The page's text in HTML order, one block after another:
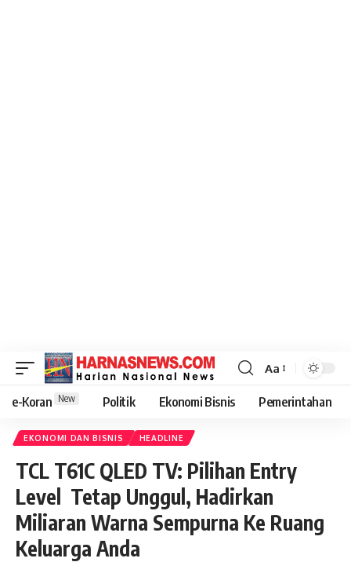
Aa
e-Koran New Politik Ekonomi Bisnis Pemerintahan
EKONOMI DAN BISNIS HEADLINE
TCL T61C QLED TV: Pilihan Entry
Level Tetap Unggul, Hadirkan
Miliaran Warna Sempurna Ke Ruang
Keluarga Anda